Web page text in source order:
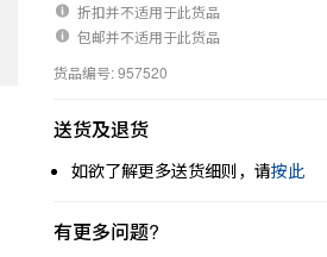
折扣并不适用于此货品
包邮并不适用于此货品
货品编号: 957520
送货及退货
如欲了解更多送货细则，请按此
有更多问题?